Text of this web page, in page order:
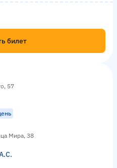
билет
57
Мира, 38